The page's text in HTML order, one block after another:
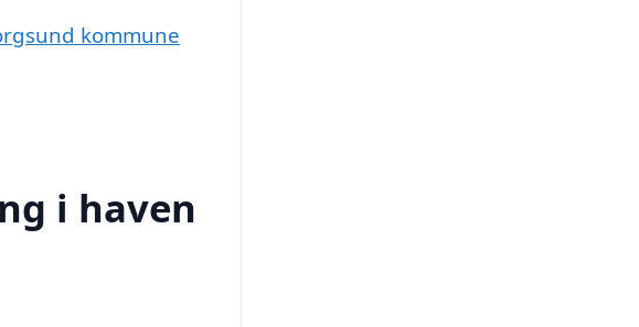
kommune
i haven